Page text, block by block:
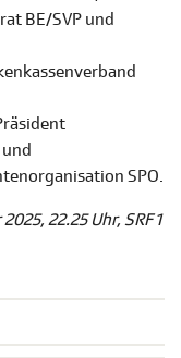
BE/SVP und
SPO.
22.25 Uhr, SRF 1